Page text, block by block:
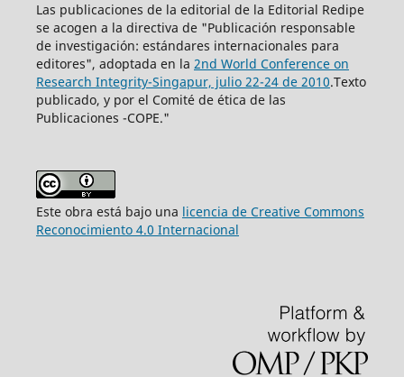
Las publicaciones de la editorial de la Editorial Redipe
se acogen a la directiva de "Publicación responsable
de investigación: estándares internacionales para
editores", adoptada en la 2nd World Conference on
Research Integrity-Singapur, julio 22-24 de 2010.Texto
publicado, y por el Comité de ética de las
Publicaciones -COPE."
Este obra está bajo una licencia de Creative Commons
Reconocimiento 4.0 Internacional